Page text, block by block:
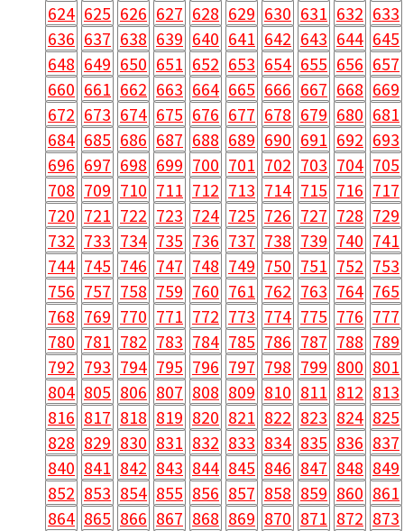
624 625 626 627 628 629 630 631 632 633
636 637 638 639 640 641 642 643 644 645
648 649 650 651 652 653 654 655 656 657
660 661 662 663 664 665 666 667 668 669
672 673 674 675 676 677 678 679 680 681
684 685 686 687 688 689 690 691 692 693
696 697 698 699 700 701 702 703 704 705
708 709 710 711 712 713 714 715 716 717
720 721 722 723 724 725 726 727 728 729
732 733 734 735 736 737 738 739 740 741
744 745 746 747 748 749 750 751 752 753
756 757 758 759 760 761 762 763 764 765
768 769 770 771 772 773 774 775 776 777
780 781 782 783 784 785 786 787 788 789
792 793 794 795 796 797 798 799 800 801
804 805 806 807 808 809 810 811 812 813
816 817 818 819 820 821 822 823 824 825
828 829 830 831 832 833 834 835 836 837
840 841 842 843 844 845 846 847 848 849
852 853 854 855 856 857 858 859 860 861
864 865 866 867 868 869 870 871 872 873